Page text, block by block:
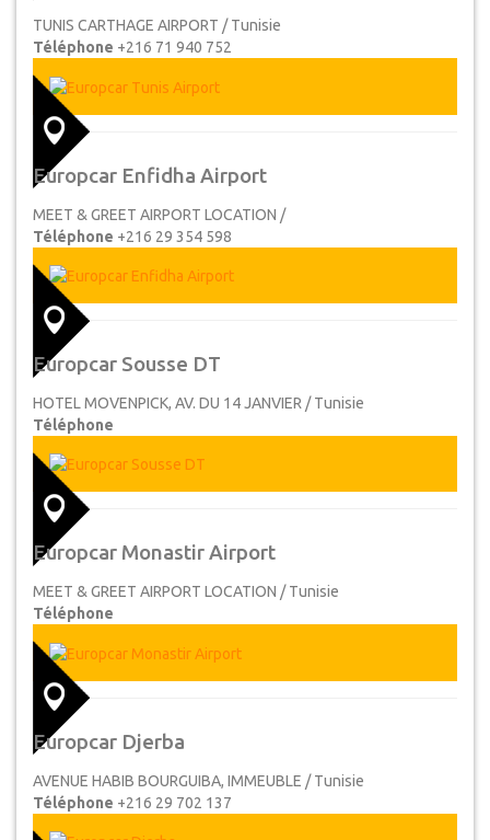
TUNIS CARTHAGE AIRPORT / Tunisie
Téléphone +216 71 940 752
Europcar Enfidha Airport
MEET & GREET AIRPORT LOCATION /
Téléphone +216 29 354 598
Europcar Sousse DT
HOTEL MOVENPICK, AV. DU 14 JANVIER / Tunisie
Téléphone
Europcar Monastir Airport
MEET & GREET AIRPORT LOCATION / Tunisie
Téléphone
Europcar Djerba
AVENUE HABIB BOURGUIBA, IMMEUBLE / Tunisie
Téléphone +216 29 702 137